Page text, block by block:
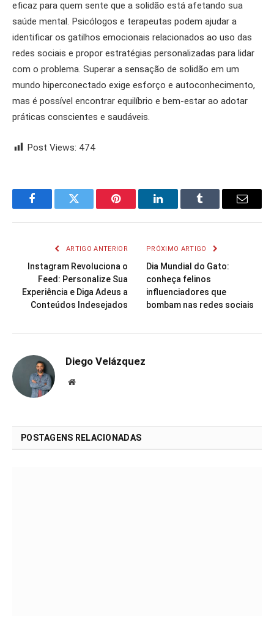
eficaz para quem sente que a solidão está afetando sua
saúde mental. Psicólogos e terapeutas podem ajudar a
identificar os gatilhos emocionais relacionados ao uso das
redes sociais e propor estratégias personalizadas para lidar
com o problema. Superar a sensação de solidão em um
mundo hiperconectado exige esforço e autoconhecimento,
mas é possível encontrar equilíbrio e bem-estar ao adotar
práticas conscientes e saudáveis.
Post Views: 474
FacebookTwitter Pinterest LinkedInTumblr Email
ARTIGO ANTERIOR
Instagram Revoluciona o
Feed: Personalize Sua
Experiência e Diga Adeus a
Conteúdos Indesejados
PRÓXIMO ARTIGO
Dia Mundial do Gato:
conheça felinos
influenciadores que
bombam nas redes sociais
Diego Velázquez
Website
POSTAGENS RELACIONADAS